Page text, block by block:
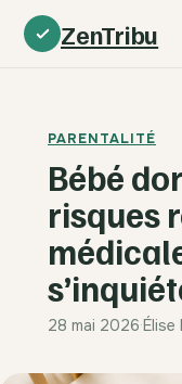
ZenTribu
PARENTALITÉ
Bébé
risques
28 mai 2026·Élise